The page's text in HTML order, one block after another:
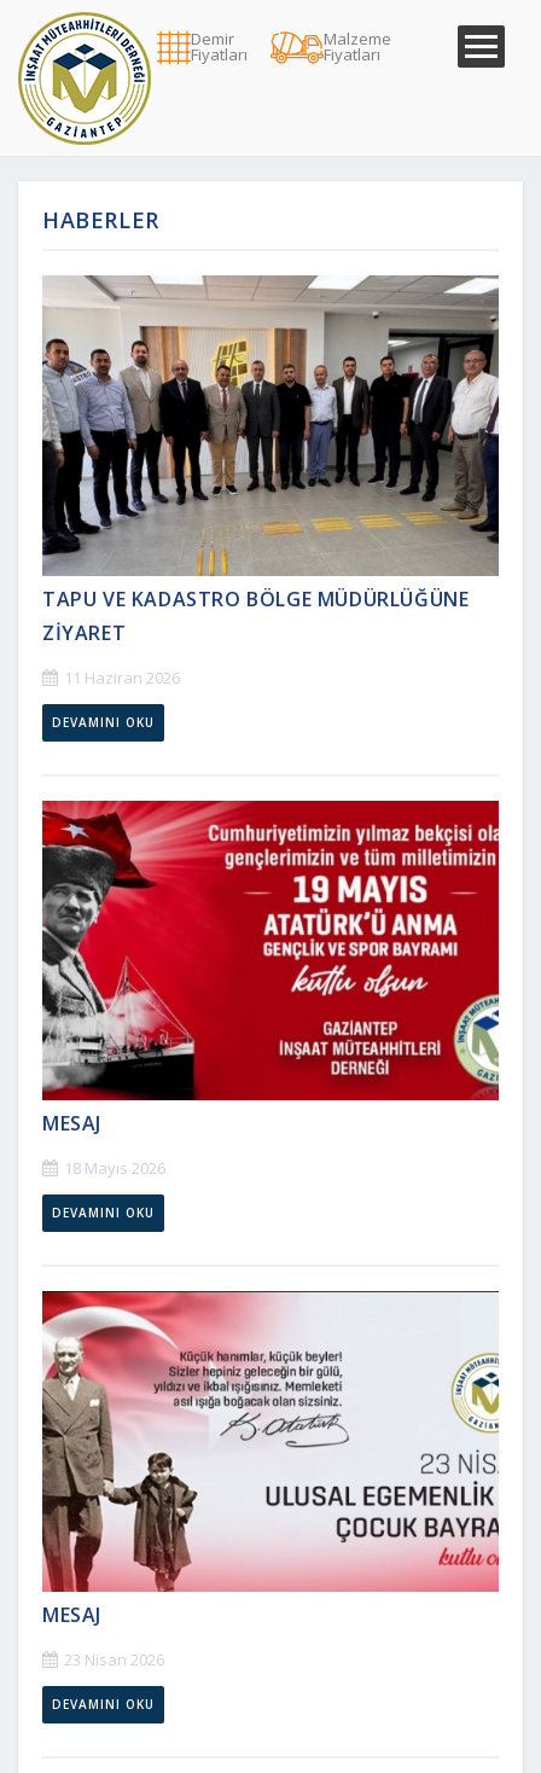
Demir
Fiyatları
Malzeme
Fiyatları
HABERLER
TAPU VE KADASTRO BÖLGE MÜDÜRLÜĞÜNE
ZİYARET
11 Haziran 2026
DEVAMINI OKU
MESAJ
18 Mayıs 2026
DEVAMINI OKU
MESAJ
23 Nisan 2026
DEVAMINI OKU